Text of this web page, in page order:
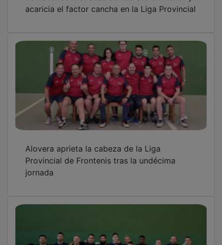
La Liga Provincial de Frontenis se pone al día
y mantiene el liderato de Romanones y
Yunquera